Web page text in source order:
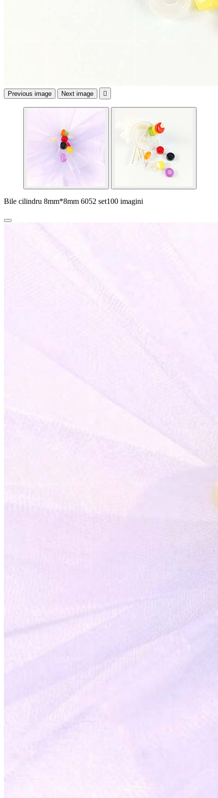
Previous image Next image 
Bile cilindru 8mm*8mm 6052 set100 imagini